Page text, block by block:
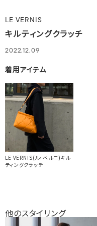
LE VERNIS
キルティングクラッチ
2022.12.09
着用アイテム
LE VERNIS(ル・ベルニ)キル
ティングクラッチ
他のスタイリング